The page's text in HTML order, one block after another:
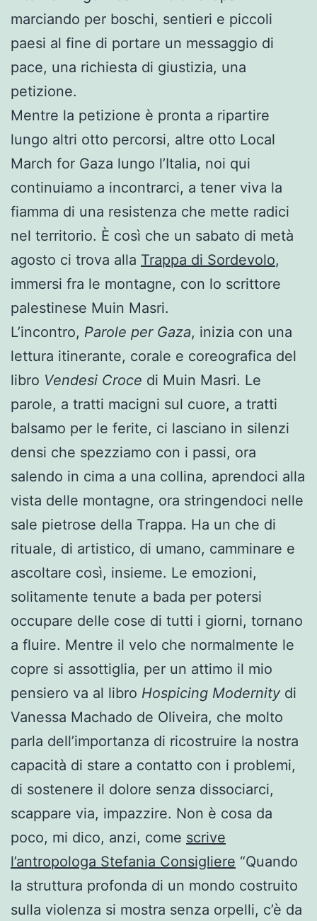
marciando per boschi, sentieri e piccoli
paesi al fine di portare un messaggio di
pace, una richiesta di giustizia, una
petizione.
Mentre la petizione è pronta a ripartire
lungo altri otto percorsi, altre otto Local
March for Gaza lungo l’Italia, noi qui
continuiamo a incontrarci, a tener viva la
fiamma di una resistenza che mette radici
nel territorio. È così che un sabato di metà
agosto ci trova alla Trappa di Sordevolo,
immersi fra le montagne, con lo scrittore
palestinese Muin Masri.
L’incontro, Parole per Gaza, inizia con una
lettura itinerante, corale e coreografica del
libro Vendesi Croce di Muin Masri. Le
parole, a tratti macigni sul cuore, a tratti
balsamo per le ferite, ci lasciano in silenzi
densi che spezziamo con i passi, ora
salendo in cima a una collina, aprendoci alla
vista delle montagne, ora stringendoci nelle
sale pietrose della Trappa. Ha un che di
rituale, di artistico, di umano, camminare e
ascoltare così, insieme. Le emozioni,
solitamente tenute a bada per potersi
occupare delle cose di tutti i giorni, tornano
a fluire. Mentre il velo che normalmente le
copre si assottiglia, per un attimo il mio
pensiero va al libro Hospicing Modernity di
Vanessa Machado de Oliveira, che molto
parla dell’importanza di ricostruire la nostra
capacità di stare a contatto con i problemi,
di sostenere il dolore senza dissociarci,
scappare via, impazzire. Non è cosa da
poco, mi dico, anzi, come scrive
l’antropologa Stefania Consigliere “Quando
la struttura profonda di un mondo costruito
sulla violenza si mostra senza orpelli, c’è da